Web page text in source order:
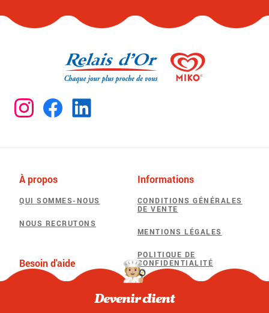
Devenir client
À propos
QUI SOMMES-NOUS
NOUS RECRUTONS
Besoin d'aide
Informations
CONDITIONS GÉNÉRALES
DE VENTE
MENTIONS LÉGALES
POLITIQUE DE
CONFIDENTIALITÉ
POLITIQUE D’UTILISATION
DES COOKIES